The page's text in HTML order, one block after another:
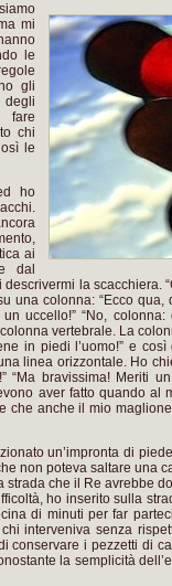
mi
le
gli
fare
chi
le
ho
ai
dal
la scacchiera.
una colonna: “Ecco
uccello!” “No,
vertebrale. La
in piedi l’uomo!” e
linea orizzontale. Ho
“Ma bravissima! Meriti
aver fatto quando al
che anche il mio
un’impronta di
non poteva saltare una
strada che il Re avrebbe
ho inserito sulla
di minuti per far
interveniva senza
conservare i pezzetti di
la semplicità